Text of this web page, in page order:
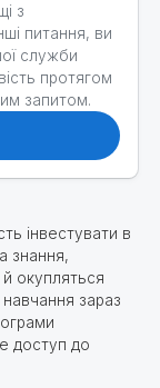
з
питання, ви
служби
протягом
запитом.
інвестувати в
знання,
окупляться
зараз
доступ до